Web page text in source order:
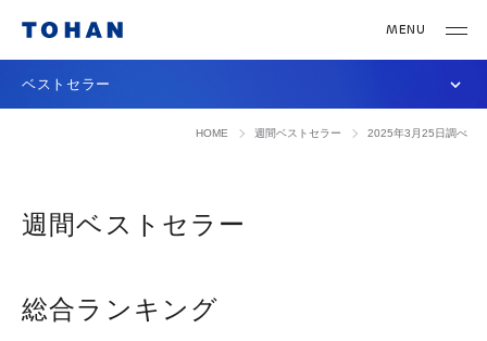
ベストセラー
HOME 週間ベストセラー 2025年3月25日調べ
週間ベストセラー
総合ランキング